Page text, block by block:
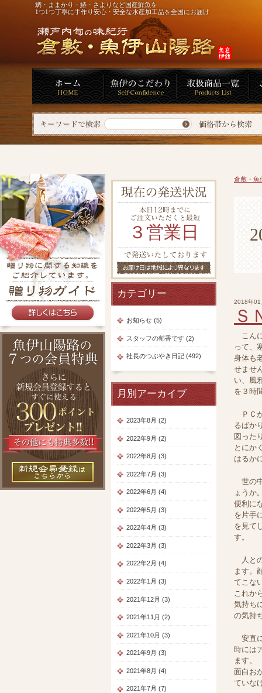
鯛・ままかり・鰆・さよりなど国産鮮魚を
1つ1つ丁寧に手作り安心・安全な水産加工品を全国にお届け
倉敷・魚
2018年01
Ｓ
こん
って、
身体も
せませ
い、風
を３時
ＰＣ
るばか
図った
とにか
はるか
世の
ょうか
便利に
を片手
を見て
す。
人と
ます。
てこな
これか
気持ち
の気持
安直
時には
ます。
面白お
ていな
カテゴリー
お知らせ (5)
スタッフの郁香です (2)
社長のつぶやき日記 (492)
月別アーカイブ
2023年8月 (2)
2022年9月 (2)
2022年8月 (3)
2022年7月 (3)
2022年6月 (4)
2022年5月 (3)
2022年4月 (3)
2022年3月 (3)
2022年2月 (4)
2022年1月 (3)
2021年12月 (3)
2021年11月 (2)
2021年10月 (3)
2021年9月 (3)
2021年8月 (4)
2021年7月 (7)